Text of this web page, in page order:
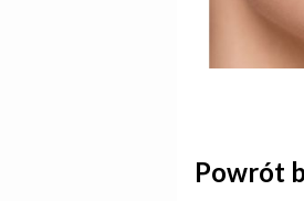
Powrót